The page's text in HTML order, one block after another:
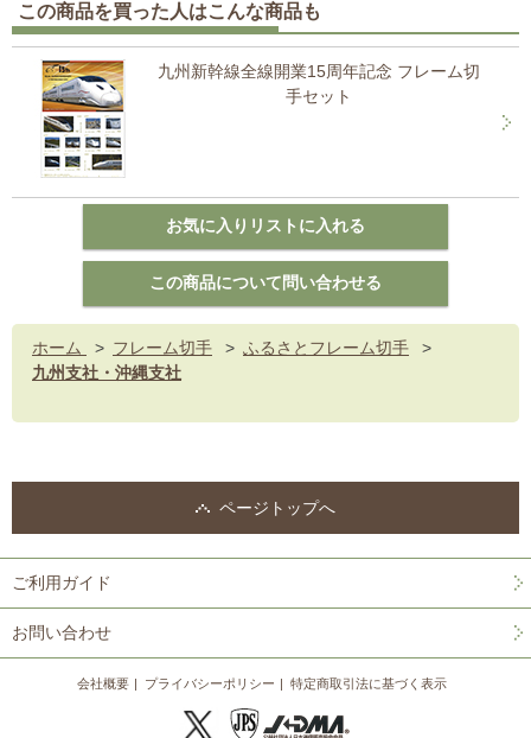
この商品を買った人はこんな商品も
九州新幹線全線開業15周年記念 フレーム切
手セット
ホーム > フレーム切手 > ふるさとフレーム切手
>
九州支社・沖縄支社
ページトップへ
ご利用ガイド
お問い合わせ
会社概要 プライバシーポリシー 特定商取引法に基づく表示